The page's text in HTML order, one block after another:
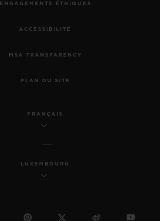
ENGAGEMENTS ÉTHIQUES
ACCESSIBILITÉ
MSA TRANSPARENCY
PLAN DU SITE
FRANÇAIS
LUXEMBOURG